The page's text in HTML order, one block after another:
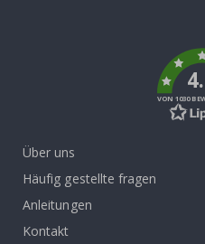
VON 1030
Über uns
Häufig gestellte fragen
Anleitungen
Kontakt